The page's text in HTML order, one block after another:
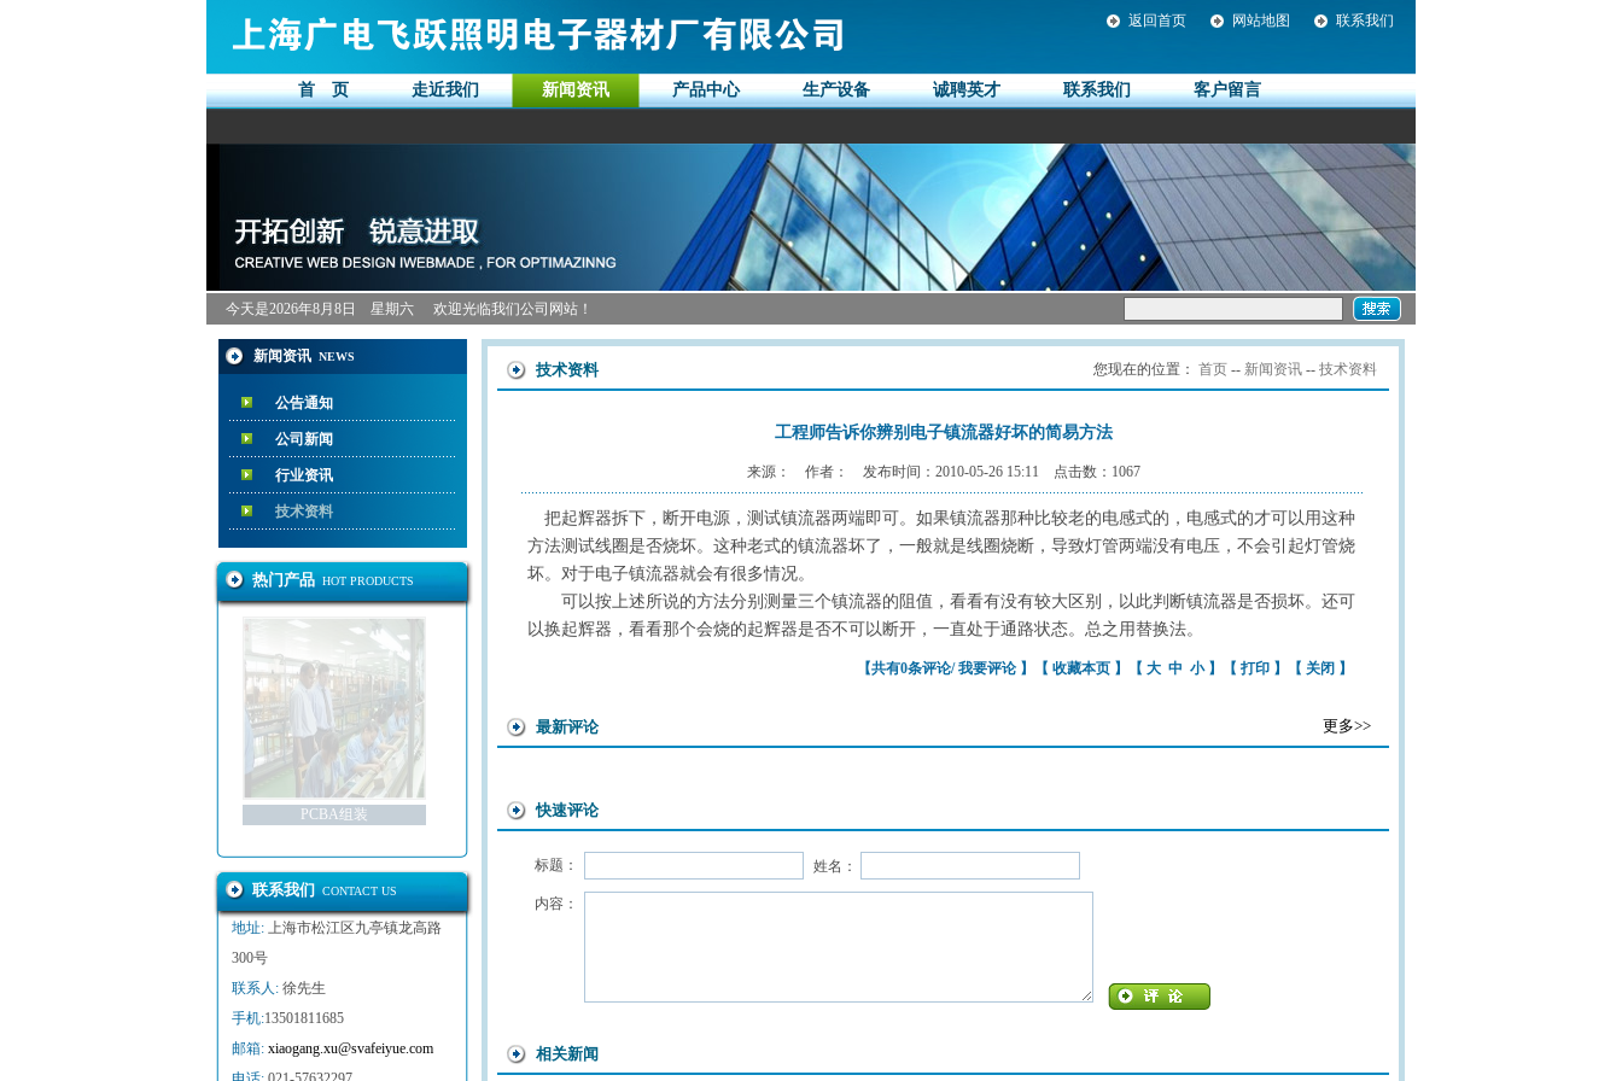
返回首页 网站地图 联系我们
首 页 走近我们 新闻资讯 产品中心 生产设备 诚聘英才 联系我们 客户留言
今天是2026年8月8日 星期六 欢迎光临我们公司网站！
新闻资讯 NEWS
公告通知
公司新闻
行业资讯
技术资料
热门产品 HOT PRODUCTS
PCBA组装
联系我们 CONTACT US
地址: 上海市松江区九亭镇龙高路
300号
联系人: 徐先生
手机:13501811685
邮箱: xiaogang.xu@svafeiyue.com
技术资料 您现在的位置： 首页 -- 新闻资讯 -- 技术资料
工程师告诉你辨别电子镇流器好坏的简易方法
来源： 作者： 发布时间：2010-05-26 15:11 点击数：1067
把起辉器拆下，断开电源，测试镇流器两端即可。如果镇流器那种比较老的电感式的，电感式的才可以用这种
方法测试线圈是否烧坏。这种老式的镇流器坏了，一般就是线圈烧断，导致灯管两端没有电压，不会引起灯管烧
坏。对于电子镇流器就会有很多情况。
可以按上述所说的方法分别测量三个镇流器的阻值，看看有没有较大区别，以此判断镇流器是否损坏。还可
以换起辉器，看看那个会烧的起辉器是否不可以断开，一直处于通路状态。总之用替换法。
【共有0条评论/ 我要评论 】【 收藏本页 】【 大 中 小 】【 打印 】【 关闭 】
更多>>
最新评论
快速评论
标题： 姓名：
内容：
相关新闻